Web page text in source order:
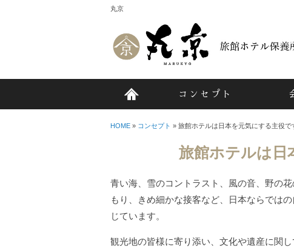
丸京
コンセプト
HOME » コンセプト » 旅館ホテルは日本を元気にする主役で
旅館ホテルは日
青い海、雪のコントラスト、風の音、野の
もり、きめ細かな接客など、日本ならでは
じています。
観光地の皆様に寄り添い、文化や遺産に関